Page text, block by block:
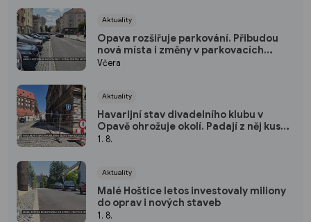
Aktuality
Opava rozšiřuje parkování. Přibudou
nová místa i změny v parkovacích
zónách
Včera
Aktuality
Havarijní stav divadelního klubu v
Opavě ohrožuje okolí. Padají z něj kusy
omítky
1. 8.
Aktuality
Malé Hoštice letos investovaly miliony
do oprav i nových staveb
1. 8.